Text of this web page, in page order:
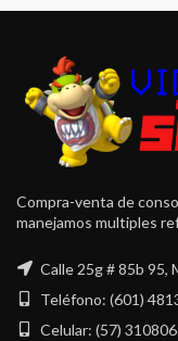
Compra-venta de
manejamos multiples
Calle 25g # 85b 95,
Teléfono: (601)
Celular: (57)